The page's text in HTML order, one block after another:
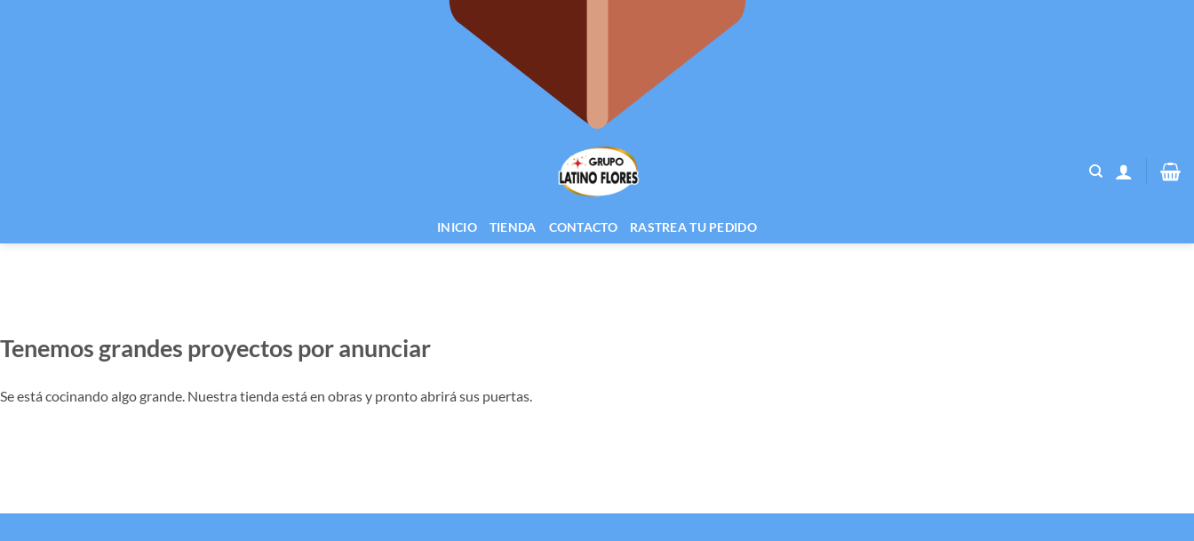
INICIO TIENDA CONTACTO RASTREA TU PEDIDO
Tenemos grandes proyectos por anunciar
Se está cocinando algo grande. Nuestra tienda está en obras y pronto abrirá sus puertas.